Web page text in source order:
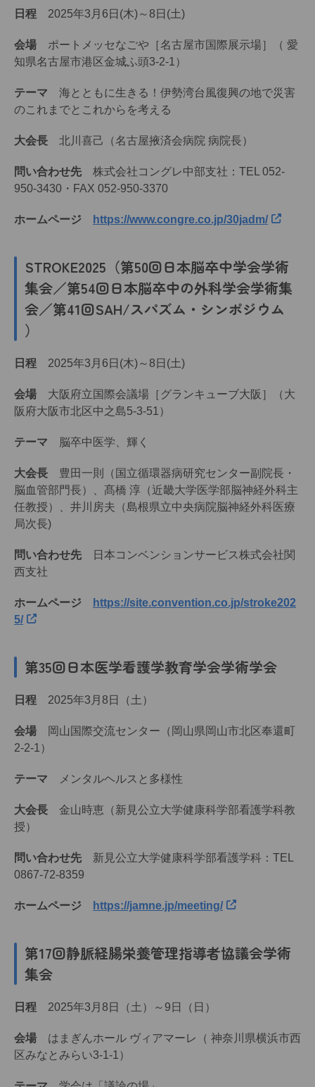
日程 2025年3月6日(木)～8日(土)
会場 ポートメッセなごや［名古屋市国際展示場］（ 愛
知県名古屋市港区金城ふ頭3-2-1）
テーマ 海とともに生きる！伊勢湾台風復興の地で災害
のこれまでとこれからを考える
大会長 北川喜己（名古屋掖済会病院 病院長）
問い合わせ先 株式会社コングレ中部支社：TEL 052-
950-3430・FAX 052-950-3370
ホームページ https://www.congre.co.jp/30jadm/
STROKE2025（第50回日本脳卒中学会学術
集会／第54回日本脳卒中の外科学会学術集
会／第41回SAH/スパズム・シンポジウム
）
日程 2025年3月6日(木)～8日(土)
会場 大阪府立国際会議場［グランキューブ大阪］（大
阪府大阪市北区中之島5-3-51）
テーマ 脳卒中 医学、輝く
大会長 豊田一則（国立循環器病研究センター副院長・
脳血管部門長）、髙橋 淳（近畿大学医学部脳神経外科主
任教授）、井川房夫（島根県立中央病院脳神経外科医療
局次長)
問い合わせ先 日本コンベンションサービス株式会社関
西支社
ホームページ
https://site.convention.co.jp/stroke202
5/
第35回日本医学看護学教育学会学術学会
日程 2025年3月8日（土）
会場 岡山国際交流センター（岡山県岡山市北区奉還町
2-2-1）
テーマ メンタルヘルスと多様性
大会長 金山時恵（新見公立大学健康科学部看護学科教
授）
問い合わせ先 新見公立大学健康科学部看護学科：TEL
0867-72-8359
ホームページ https://jamne.jp/meeting/
第17回静脈経腸栄養管理指導者協議会学術
集会
日程 2025年3月8日（土）～9日（日）
会場 はまぎんホール ヴィアマーレ（ 神奈川県横浜市西
区みなとみらい3-1-1）